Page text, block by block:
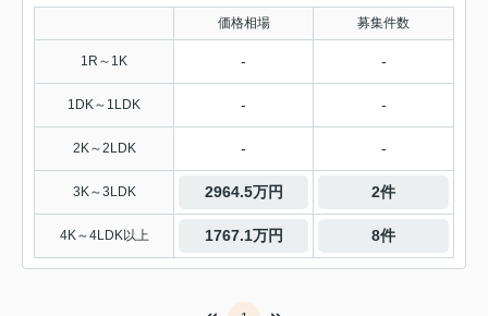
価格相場 募集件数
1R～1K - -
1DK～1LDK - -
2K～2LDK - -
3K～3LDK 2964.5万円 2件
4K～4LDK以上 1767.1万円 8件